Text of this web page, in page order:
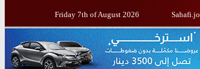
Friday 7th of August 2026 Sahafi.jo